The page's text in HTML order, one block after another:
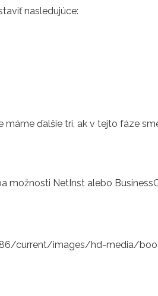
nasledujúce:
ďalšie tri, ak v tejto fáze
možnosti NetInst alebo
current/images/hd-media/